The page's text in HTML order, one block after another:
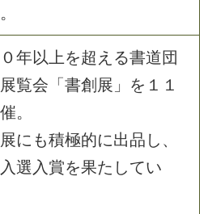
年以上を超える書道団
覧会「書創展」を１１
。
にも積極的に出品し、
選入賞を果たしてい